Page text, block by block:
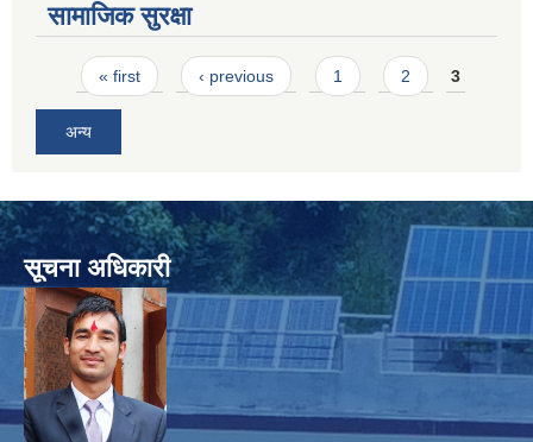
सामाजिक सुरक्षा
Pages
« first ‹ previous 1 2 3
अन्य
सूचना अधिकारी